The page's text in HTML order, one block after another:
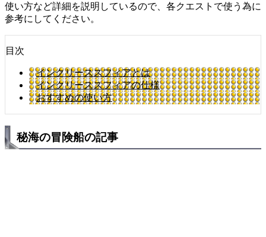
使い方など詳細を説明しているので、各クエストで使う為に
参考にしてください。
目次
インクリーススフィアとは
インクリーススフィアの仕様
おすすめの使い方
秘海の冒険船の記事